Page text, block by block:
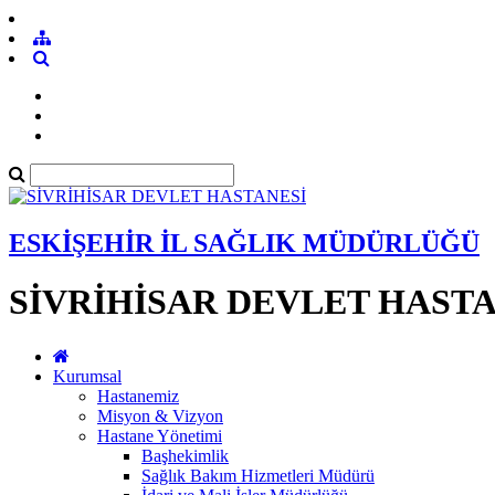
ESKİŞEHİR İL SAĞLIK MÜDÜRLÜĞÜ
SİVRİHİSAR DEVLET
Kurumsal
Hastanemiz
Misyon & Vizyon
Hastane Yönetimi
Başhekimlik
Sağlık Bakım Hizmetleri Müdürü